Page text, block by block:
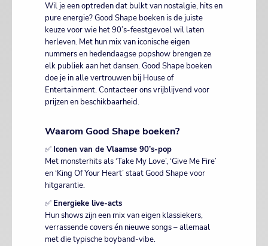
Wil je een optreden dat bulkt van nostalgie, hits en
pure energie? Good Shape boeken is de juiste
keuze voor wie het 90’s-feestgevoel wil laten
herleven. Met hun mix van iconische eigen
nummers en hedendaagse popshow brengen ze
elk publiek aan het dansen. Good Shape boeken
doe je in alle vertrouwen bij House of
Entertainment. Contacteer ons vrijblijvend voor
prijzen en beschikbaarheid.
Waarom Good Shape boeken?
✅ Iconen van de Vlaamse 90’s-pop
Met monsterhits als ‘Take My Love’, ‘Give Me Fire’
en ‘King Of Your Heart’ staat Good Shape voor
hitgarantie.
✅ Energieke live-acts
Hun shows zijn een mix van eigen klassiekers,
verrassende covers én nieuwe songs – allemaal
met die typische boyband-vibe.